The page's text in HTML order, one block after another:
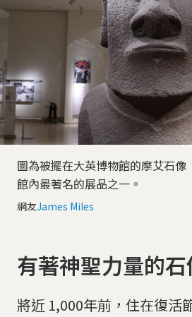
圖為被擺在大英博物館的摩艾石
館內最著名的展品之一。
網友James Miles
有著神聖力量的石
將近 1,000年前，住在復活